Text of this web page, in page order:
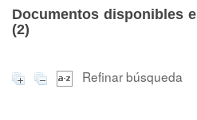
Documentos disponibles
(2)
Refinar búsqueda